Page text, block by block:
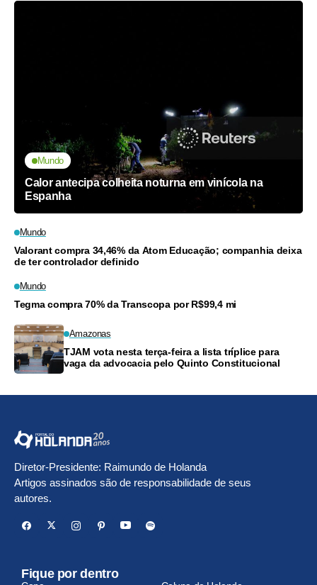
Mundo
Calor antecipa colheita noturna em vinícola na
Espanha
Mundo
Valorant compra 34,46% da Atom Educação; companhia deixa
de ter controlador definido
Mundo
Tegma compra 70% da Transcopa por R$99,4 mi
Amazonas
TJAM vota nesta terça-feira a lista tríplice para
vaga da advocacia pelo Quinto Constitucional
Diretor-Presidente: Raimundo de Holanda
Artigos assinados são de responsabilidade de seus
autores.
Fique por dentro